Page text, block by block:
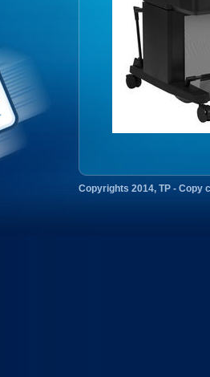
Copyrights 2014, TP - Copy